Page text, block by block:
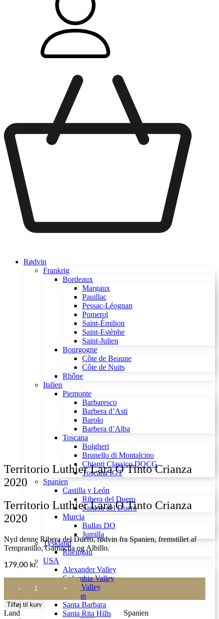
Rødvin
Frankrig
Bordeaux
Margaux
Pauillac
Pessac-Léognan
Pomerol
Saint-Émilion
Saint-Estèphe
Saint-Julien
Bourgogne
Côte de Beaune
Côte de Nuits
Rhône
Italien
Piemonte
Barbaresco
Barbera d’Asti
Barolo
Barbera d’Alba
Toscana
Bolgheri
Brunello di Montalcino
Chianti Classico DOCG
Toscana IGT
Spanien
Castilla y León
Ribera del Duero
Sardón del Duero
Murcia
Bullas DO
Jumilla
Tyskland
Rheingau
USA
Alexander Valley
Columbia Valley
Napa Valley
Oregon
Santa Barbara
Santa Rita Hills
Territorio Luthier Lara O Tinto Crianza
2020
Territorio Luthier Lara O Tinto Crianza
2020
Nyd denne Ribera del Duero, rødvin fra Spanien, fremstillet af
Tempranillo, Garnacha og Albillo.
179,00 kr.
Luthier
Lara
O
Tinto
Tilføj til kurv
Land
Spanien